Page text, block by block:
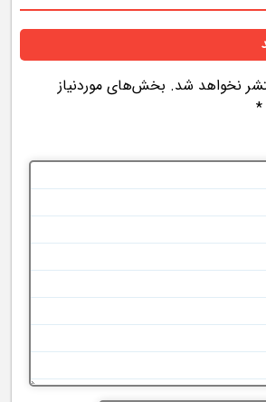
نخواهد شد. بخش‌های موردنیاز
*